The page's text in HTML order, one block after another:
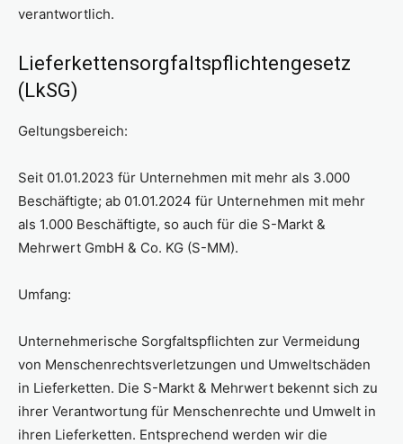
verantwortlich.
Lieferkettensorgfaltspflichtengesetz
(LkSG)
Geltungsbereich:
Seit 01.01.2023 für Unternehmen mit mehr als 3.000
Beschäftigte; ab 01.01.2024 für Unternehmen mit mehr
als 1.000 Beschäftigte, so auch für die S-Markt &
Mehrwert GmbH & Co. KG (S-MM).
Umfang:
Unternehmerische Sorgfaltspflichten zur Vermeidung
von Menschenrechtsverletzungen und Umweltschäden
in Lieferketten. Die S-Markt & Mehrwert bekennt sich zu
ihrer Verantwortung für Menschenrechte und Umwelt in
ihren Lieferketten. Entsprechend werden wir die